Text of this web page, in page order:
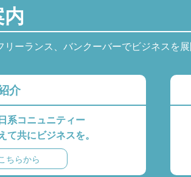
ーランス、バンクーバーでビジネスを
介
系コニュニティー
共にビジネスを。
ちらから